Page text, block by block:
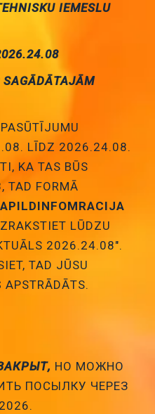
un var dažreiz
Bet galvenās īpašības ir
IEMESLU
LĪDZ 2026.24.08.
KA TAS BŪS
TAD FORMĀ
LŪDZU
2026.24.08".
TAD JŪSU
APSTRĀDĀTS.
НО МОЖНО
ПОСЫЛКУ ЧЕРЕЗ